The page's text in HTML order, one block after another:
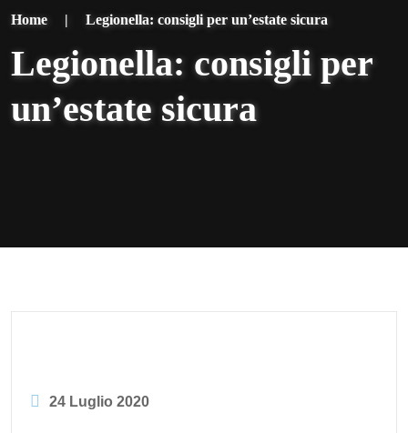
Home | Legionella: consigli per un’estate sicura
Legionella: consigli per
un’estate sicura
24 Luglio 2020